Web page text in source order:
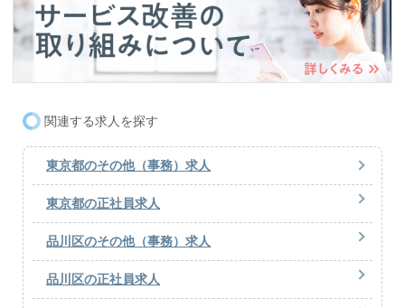
関連する求人を探す
東京都のその他（事務）求人
東京都の正社員求人
品川区のその他（事務）求人
品川区の正社員求人